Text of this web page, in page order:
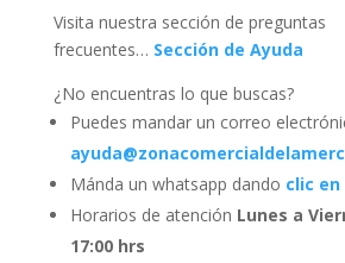
Visita nuestra sección de preguntas
frecuentes… Sección de Ayuda
¿No encuentras lo que buscas?
Puedes mandar un correo
Mánda un whatsapp dando clic
Horarios de atención Lunes a
17:00 hrs